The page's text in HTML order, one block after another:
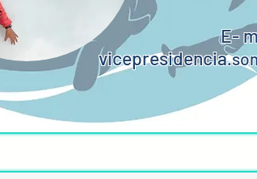
E-
vicepresidencia.